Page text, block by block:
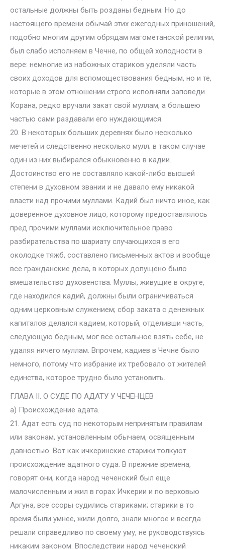
остальные должны быть розданы бедным. Но до
настоящего времени обычай этих ежегодных приношений,
подобно многим другим обрядам магометанской религии,
был слабо исполняем в Чечне, по общей холодности в
вере: немногие из набожных стариков уделяли часть
своих доходов для вспомоществования бедным, но и те,
которые в этом отношении строго исполняли заповеди
Корана, редко вручали закат свой муллам, а большею
частью сами раздавали его нуждающимся.
20. В некоторых больших деревнях было несколько
мечетей и следственно несколько мулл; в таком случае
один из них выбирался обыкновенно в кадии.
Достоинство его не составляло какой-либо высшей
степени в духовном звании и не давало ему никакой
власти над прочими муллами. Кадий был ничто иное, как
доверенное духовное лицо, которому предоставлялось
пред прочими муллами исключительное право
разбирательства по шариату случающихся в его
околодке тяжб, составлено письменных актов и вообще
все гражданские дела, в которых допущено было
вмешательство духовенства. Муллы, живущие в округе,
где находился кадий, должны были ограничиваться
одним церковным служением; сбор заката с денежных
капиталов делался кадием, который, отделивши часть,
следующую бедным, мог все остальное взять себе, не
удаляя ничего муллам. Впрочем, кадиев в Чечне было
немного, потому что избрание их требовало от жителей
единства, которое трудно было установить.
ГЛАВА II. О СУДЕ ПО АДАТУ У ЧЕЧЕНЦЕВ
а) Происхождение адата.
21. Адат есть суд по некоторым непринятым правилам
или законам, установленным обычаем, освященным
давностью. Вот как ичкеринские старики толкуют
происхождение адатного суда. В прежние времена,
говорят они, когда народ чеченский был еще
малочисленным и жил в горах Ичкерии и по верховью
Аргуна, все ссоры судились стариками; старики в то
время были умнее, жили долго, знали многое и всегда
решали справедливо по своему уму, не руководствуясь
никаким законом. Впоследствии народ чеченский